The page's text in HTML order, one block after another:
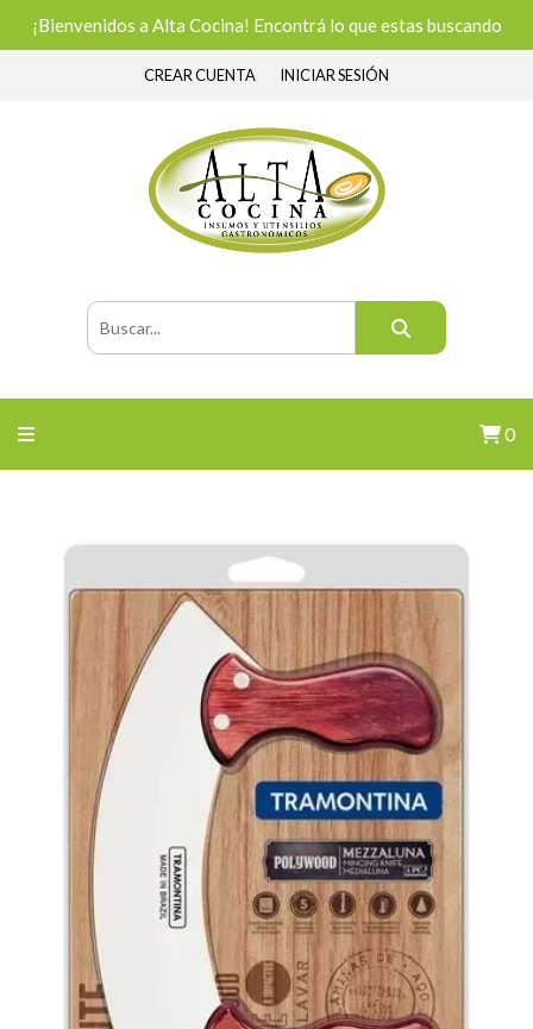
¡Bienvenidos a Alta Cocina! Encontrá lo que estas buscando
CREAR CUENTA INICIAR SESIÓN
0